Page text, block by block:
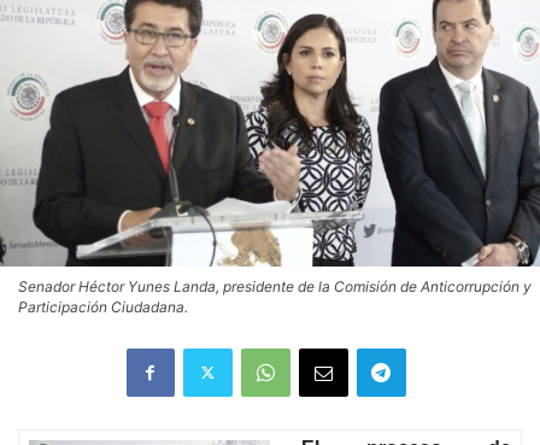
Senador Héctor Yunes Landa, presidente de la Comisión de Anticorrupción y
Participación Ciudadana.